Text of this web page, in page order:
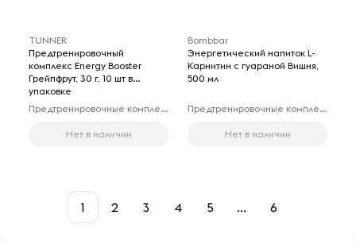
TUNNER
Предтренировочный
комплекс Energy Booster
Грейпфрут, 30 г, 10 шт в
упаковке
Предтренировочные комплексы
Нет в наличии
Bombbar
Энергетический напиток L-
Карнитин с гуараной Вишня,
500 мл
Предтренировочные комплексы
Нет в наличии
1 2 3 4 5 ... 6